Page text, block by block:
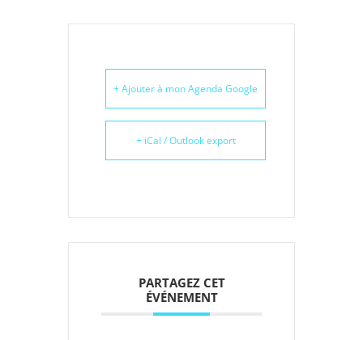
+ Ajouter à mon Agenda Google
+ iCal / Outlook export
PARTAGEZ CET
ÉVÉNEMENT